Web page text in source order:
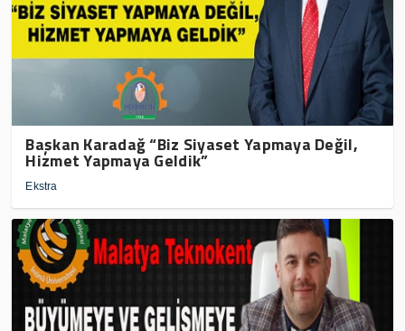
Başkan Karadağ “Biz Siyaset Yapmaya Değil,
Hizmet Yapmaya Geldik”
Ekstra